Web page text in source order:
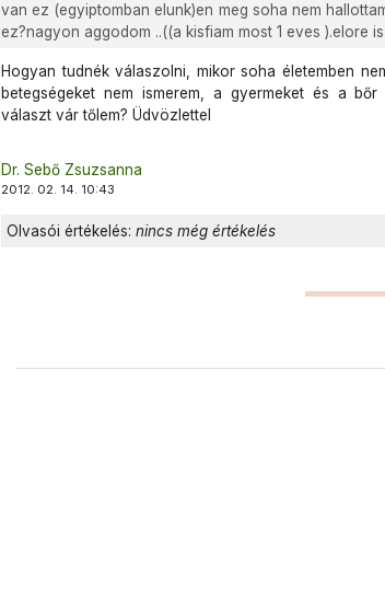
van ez (egyiptomban elunk)en meg soha nem
ez?nagyon aggodom ..((a kisfiam most 1 eves ).elore
Hogyan tudnék válaszolni, mikor soha életemben
betegségeket nem ismerem, a gyermeket és a
választ vár tőlem? Üdvözlettel
Dr. Sebő Zsuzsanna
2012. 02. 14. 10:43
Olvasói értékelés: nincs még értékelés